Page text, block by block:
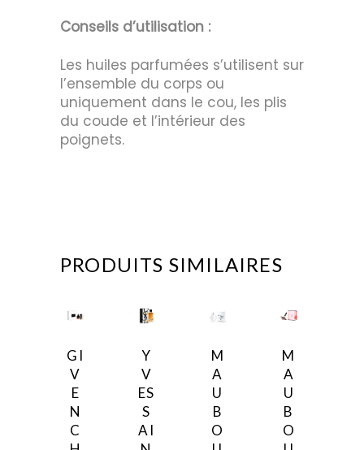
Conseils d’utilisation :
Les huiles parfumées s’utilisent sur
l’ensemble du corps ou
uniquement dans le cou, les plis
du coude et l’intérieur des
poignets.
PRODUITS SIMILAIRES
GI
V
E
N
C
Y
V
ES
S
AI
M
A
U
B
O
M
A
U
B
O